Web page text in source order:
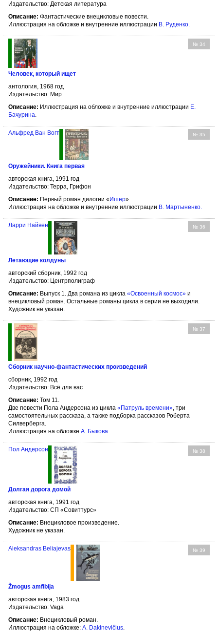
Издательство: Детская литература
Описание: Фантастические внецикловые повести.
Иллюстрация на обложке и внутренние иллюстрации В. Руденко
№ 34
Человек, который ищет
антология, 1968 год
Издательство: Мир
Описание: Иллюстрация на обложке и внутренние иллюстрации Е.
Бачурина
№ 35
Альфред Ван Вогт
Оружейники. Книга первая
авторская книга, 1991 год
Издательство: Терра, Грифон
Описание: Первый роман дилогии « Ишер».
Иллюстрация на обложке и внутренние иллюстрации В. Мартыненко.
№ 36
Ларри Найвен
Летающие колдуны
авторский сборник, 1992 год
Издательство: Центрполиграф
Описание: Выпуск 1. Два романа из цикла «Освоенный космос» и
внецикловый роман. Остальные романы цикла в серии не выходили.
Художник не указан.
№ 37
Сборник научно-фантастических произведений
сборник, 1992 год
Издательство: Всё для вас
Описание: Том 11.
Две повести Пола Андерсона из цикла «Патруль времени», три
самостоятельных рассказа, а также подборка рассказов Роберта
Силверберга.
Иллюстрация на обложке А. Быкова.
№ 38
Пол Андерсон
Долгая дорога домой
авторская книга, 1991 год
Издательство: СП «Совиттурс»
Описание: Внецикловое произведение.
Художник не указан.
№ 39
Aleksandras Beliajevas
Žmogus amfibija
авторская книга, 1983 год
Издательство: Vaga
Описание: Внецикловый роман.
Иллюстрация на обложке: A. Dakinevičius.